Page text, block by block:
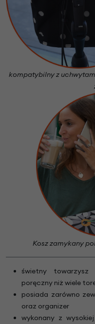
kompatybilny z
Kosz zamykany
świetny
poręczny niż wiele
posiada zarówno
oraz organizer
wykonany z